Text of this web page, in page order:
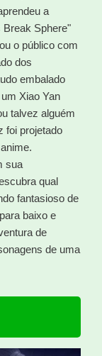
a
Break Sphere"
o público com
dos
embalado
Xiao Yan
talvez alguém
foi projetado
sua
qual
fantasioso de
baixo e
de
de uma